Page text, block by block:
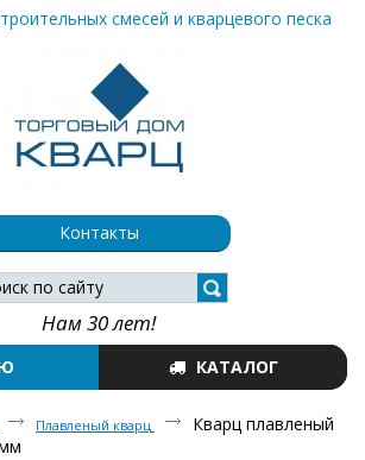
Контакты
смесей и кварцевого песка
Нам 30 лет!
КАТАЛОГ
Плавленый кварц
Кварц плавленый